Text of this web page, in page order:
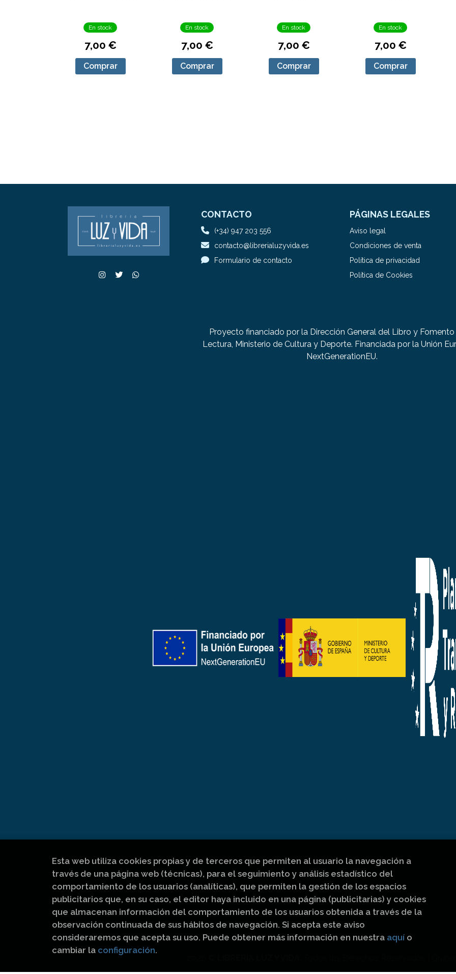
En stock
7,00 €
Comprar
En stock
7,00 €
Comprar
NAVARRA 1512
En stock
7,00 €
Comprar
En stock
7,00 €
Comprar
CONTACTO
(+34) 947 203 556
contacto@librerialuzyvida.es
Formulario de contacto
PÁGINAS LEGALES
Aviso legal
Condiciones de venta
Política de privacidad
Política de Cookies
Proyecto financiado por la Dirección General del Libro y Fomento
Lectura, Ministerio de Cultura y Deporte. Financiada por la Unión
NextGenerationEU.
Esta web utiliza cookies propias y de terceros que permiten al usuario la navegación a
través de una página web (técnicas), para el seguimiento y análisis estadístico del
comportamiento de los usuarios (analíticas), que permiten la gestión de los espacios
publicitarios que, en su caso, el editor haya incluido en una página (publicitarias) y cookies
que almacenan información del comportamiento de los usuarios obtenida a través de la
observación continuada de sus hábitos de navegación. Si acepta este aviso
consideraremos que acepta su uso. Puede obtener más información en nuestra aquí o
cambiar la configuración.